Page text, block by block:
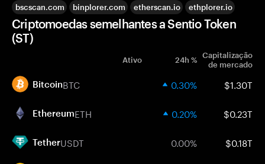
bscscan.com binplorer.com etherscan.io ethplorer.io
Criptomoedas semelhantes a Sentio Token
(ST)
Ativo 24h % Capitalização
de mercado
BitcoinBTC 0.30% $1.30T
EthereumETH 0.20% $0.23T
TetherUSDT 0.00% $0.18T